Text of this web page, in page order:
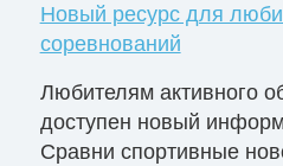
Новый ресурс для
соревнований
Любителям активного
доступен новый
Сравни спортивные